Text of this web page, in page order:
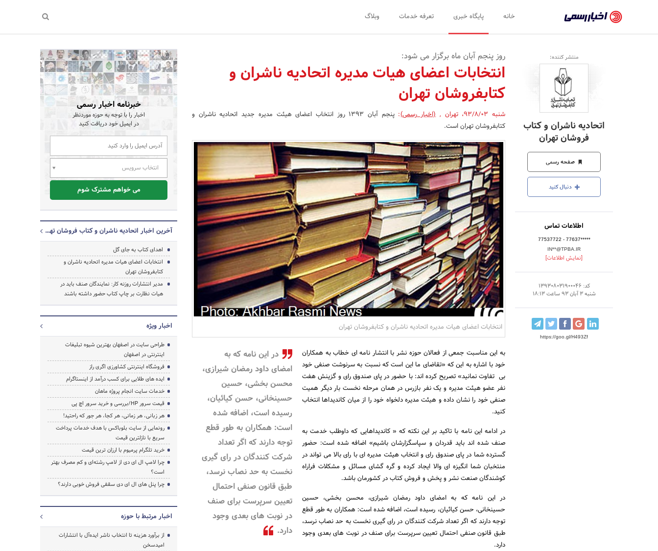
رسمی
-
اخبار
تایید
شده
شرکت‌ها،
سازمان‌ها
و
روابط
عمومی‌ها
خانه پایگاه خبری تعرفه خدمات وبلاگ
منتشر کننده:
اتحادیه ناشران و کتاب
فروشان تهران
صفحه رسمی
دنبال کنید
اطلاعات تماس
77537722 - 77637*****
IN**@TPBA.IR
[نمایش اطلاعات]
کد: 139308031900046
شنبه 3 آبان 93 ساعت 18:13
https://goo.gl/H493Zf
روز پنجم آبان ماه برگزار می شود:
انتخابات اعضای هیات مدیره اتحادیه ناشران و
کتابفروشان تهران
شنبه 93/8/03 ،تهران ,(اخبار رسمی):
پنجم آبان 1393 روز انتخاب اعضای هیئت مدیره جدید اتحادیه ناشران و
کتابفروشان تهران است.
انتخابات اعضای هیات مدیره اتحادیه ناشران و کتابفروشان تهران
در این نامه که به
امضای داود رمضان شیرازی،
محسن بخشی، حسین
حسینخانی، حسن کیائیان،
رسیده است، اضافه شده
است:‌ همکاران به طور قطع
توجه دارند که اگر تعداد
شرکت کنندگان در رای گیری
نخست به حد نصاب نرسد،
طبق قانون صنفی احتمال
تعیین سرپرست برای صنف
در نوبت های بعدی وجود
دارد.
به این مناسبت جمعی از فعالان حوزه نشر با انتشار نامه ای خطاب به همکاران
خود با اشاره به این که «تقاضای ما این است که نسبت به سرنوشت صنفی خود
بی تفاوت نمانید» تصریح کرده اند: با حضور در پای صندوق رای و گزینش هفت
نفر عضو هیئت مدیره و یک نفر بازرس در همان مرحله نخست بار دیگر همیت
صنفی خود را نشان داده و هیئت مدیره دلخواه خود را از میان کاندیداها انتخاب
کنید.
در ادامه این نامه با تاکید بر این نکته که « کاندیداهایی که داوطلب خدمت به
صنف شده اند باید قدردان و سپاسگزارشان باشیم» اضافه شده است:‌ حضور
گسترده شما در پای صندوق رای و انتخاب هیئت مدیره ای با رای بالا می تواند در
منتخبان شما انگیزه ای والا ایجاد کرده و گره گشای مسائل و مشکلات فراراه
کوشندگان صنعت نشر و پخش و فروش کتاب در کشورمان باشد.
در این نامه که به امضای داود رمضان شیرازی، محسن بخشی، حسین
حسینخانی، حسن کیائیان، رسیده است، اضافه شده است:‌ همکاران به طور قطع
توجه دارند که اگر تعداد شرکت کنندگان در رای گیری نخست به حد نصاب نرسد،
طبق قانون صنفی احتمال تعیین سرپرست برای صنف در نوبت های بعدی وجود
دارد.
خبرنامه اخبار رسمی
اخبار را با توجه به حوزه موردنظر
در ایمیل خود دریافت کنید
انتخاب سرویس
می خواهم مشترک شوم
آخرین اخبار اتحادیه ناشران و کتاب فروشان تهران
اهدای کتاب به جای گل
انتخابات اعضای هیات مدیره اتحادیه ناشران و
کتابفروشان تهران
مدیر انتشارات روزنه کار: نمایندگان صنف باید در
هیات نظارت بر چاپ کتاب حضور داشته باشند
اخبار ویژه
طراحی سایت در اصفهان بهترین شیوه تبلیغات
اینترنتی در اصفهان
فروشگاه اینترنتی کشاورزی اگری راز
ایده های طلایی برای کسب درآمد از اینستاگرام
خدمات سایت انجام پروژه ماهان
قیمت سرور HP/بررسی و خرید سرور اچ پی
هر زبانی، هر زمانی، هر کجا، هر جور که راحتید!
رونمایی از سایت بلوباکس با هدف خدمات پرداخت
سریع با نازلترین قیمت
خرید تلگرام پرمیوم با ارزان ترین قیمت
چرا لامپ ال ای دی از لامپ رشته‌ای و کم مصرف بهتر
است؟
چرا پنل های ال ای دی سقفی فروش خوبی دارند؟
اخبار مرتبط با حوزه
از برآورد هزینه تا انتخاب ناشر ایده‌آل با انتشارات
امیدسخن